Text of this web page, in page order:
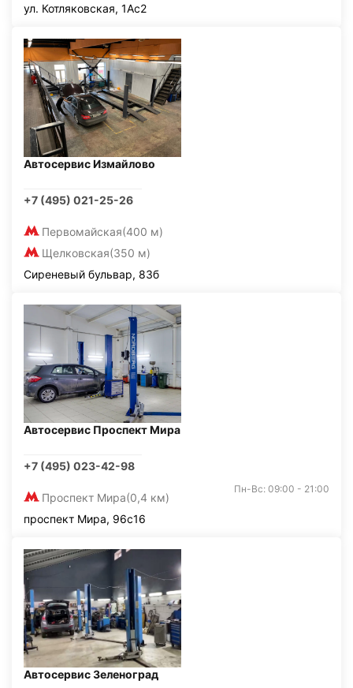
ул. Котляковская, 1Ас2
Автосервис Измайлово
+7 (495) 021-25-26
Первомайская(400 м)
Щелковская(350 м)
Сиреневый бульвар, 83б
Автосервис Проспект Мира
+7 (495) 023-42-98
Проспект Мира(0,4 км)
Пн-Вс: 09:00 - 21:00
проспект Мира, 96с16
Автосервис Зеленоград